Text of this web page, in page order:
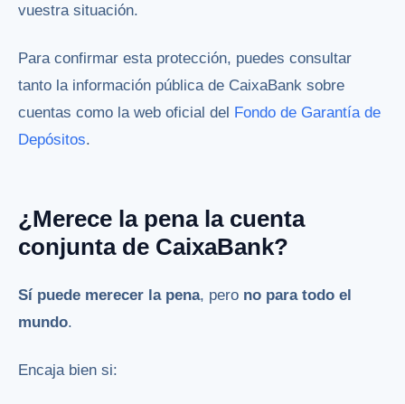
vuestra situación.
Para confirmar esta protección, puedes consultar
tanto la información pública de CaixaBank sobre
cuentas como la web oficial del Fondo de Garantía de
Depósitos.
¿Merece la pena la cuenta
conjunta de CaixaBank?
Sí puede merecer la pena, pero no para todo el
mundo.
Encaja bien si: